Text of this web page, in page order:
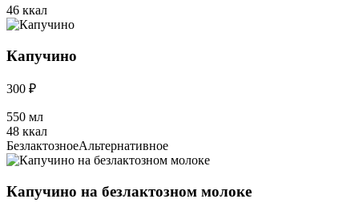
46 ккал
Капучино
300 ₽
550 мл
48 ккал
БезлактозноеАльтернативное
Капучино на безлактозном молоке